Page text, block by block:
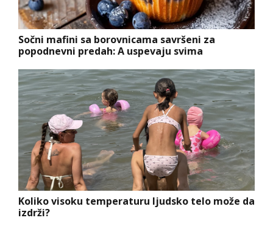
Sočni mafini sa borovnicama savršeni za
popodnevni predah: A uspevaju svima
Koliko visoku temperaturu ljudsko telo može da
izdrži?